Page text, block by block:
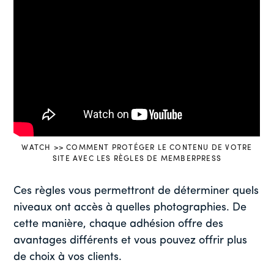
WATCH >> COMMENT PROTÉGER LE CONTENU DE VOTRE
SITE AVEC LES RÈGLES DE MEMBERPRESS
Ces règles vous permettront de déterminer quels
niveaux ont accès à quelles photographies. De
cette manière, chaque adhésion offre des
avantages différents et vous pouvez offrir plus
de choix à vos clients.